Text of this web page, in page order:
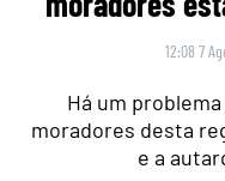
12:08 7
Há um
moradores desta
e a